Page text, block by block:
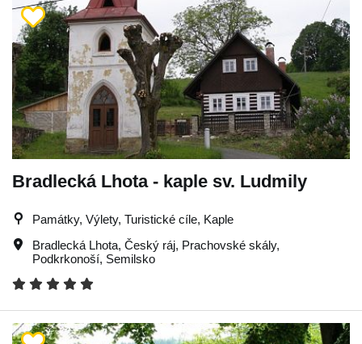
Bradlecká Lhota - kaple sv. Ludmily
Památky, Výlety, Turistické cíle, Kaple
Bradlecká Lhota, Český ráj, Prachovské skály,
Podkrkonoší, Semilsko